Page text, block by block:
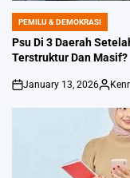
POSTED
IN
PEMILU & DEMOKRASI
Psu Di 3 Daerah
Terstruktur Dan Masif?
on
January 13, 2026
Posted
by